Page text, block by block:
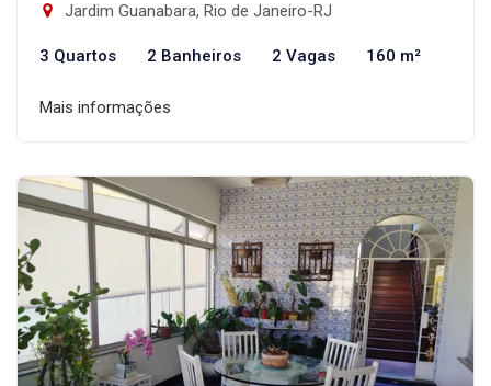
Jardim Guanabara, Rio de Janeiro-RJ
3 Quartos 2 Banheiros 2 Vagas 160 m²
Mais informações